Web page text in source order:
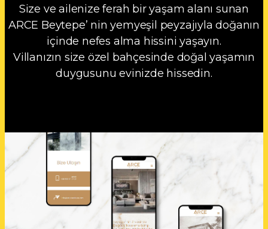
Size ve ailenize ferah bir yaşam alanı sunan
ARCE Beytepe’ nin yemyeşil peyzajıyla doğanın
içinde nefes alma hissini yaşayın.
Villanızın size özel bahçesinde doğal yaşamın
duygusunu evinizde hissedin.